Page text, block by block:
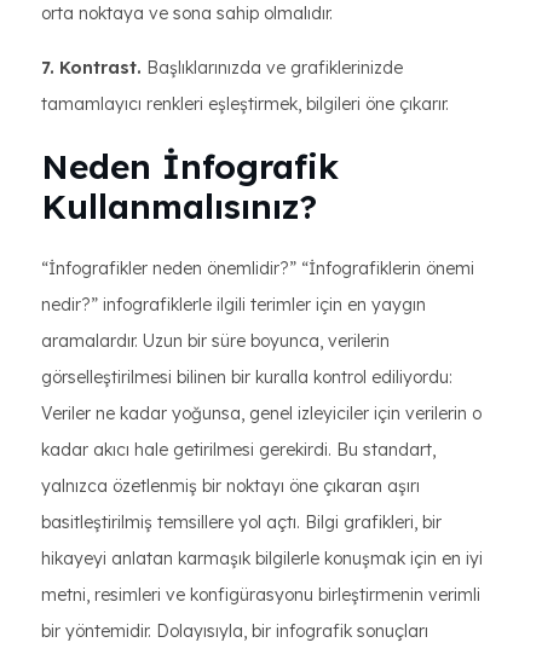
orta noktaya ve sona sahip olmalıdır.
7. Kontrast. Başlıklarınızda ve grafiklerinizde
tamamlayıcı renkleri eşleştirmek, bilgileri öne çıkarır.
Neden İnfografik
Kullanmalısınız?
“İnfografikler neden önemlidir?” “İnfografiklerin önemi
nedir?” infografiklerle ilgili terimler için en yaygın
aramalardır. Uzun bir süre boyunca, verilerin
görselleştirilmesi bilinen bir kuralla kontrol ediliyordu:
Veriler ne kadar yoğunsa, genel izleyiciler için verilerin o
kadar akıcı hale getirilmesi gerekirdi. Bu standart,
yalnızca özetlenmiş bir noktayı öne çıkaran aşırı
basitleştirilmiş temsillere yol açtı. Bilgi grafikleri, bir
hikayeyi anlatan karmaşık bilgilerle konuşmak için en iyi
metni, resimleri ve konfigürasyonu birleştirmenin verimli
bir yöntemidir. Dolayısıyla, bir infografik sonuçları